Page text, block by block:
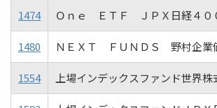
1474 Ｏｎｅ ＥＴＦ ＪＰＸ日経４０
1480 ＮＥＸＴ ＦＵＮＤＳ 野村企業
1554 上場インデックスファンド世界